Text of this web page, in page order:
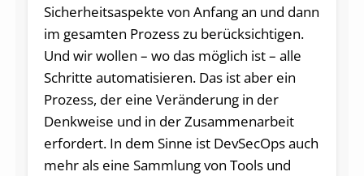
Sicherheitsaspekte von Anfang an und dann
im gesamten Prozess zu berücksichtigen.
Und wir wollen – wo das möglich ist – alle
Schritte automatisieren. Das ist aber ein
Prozess, der eine Veränderung in der
Denkweise und in der Zusammenarbeit
erfordert. In dem Sinne ist DevSecOps auch
mehr als eine Sammlung von Tools und